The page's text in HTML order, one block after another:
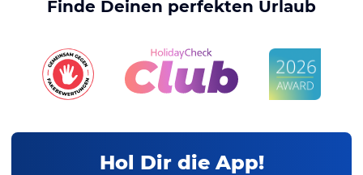
Finde Deinen perfekten Urlaub
Hol Dir die App!